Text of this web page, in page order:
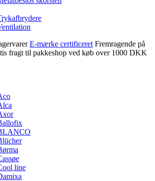
E-mærke certificeret Fremragende på
fragt til pakkeshop ved køb over 1000 DKK
line